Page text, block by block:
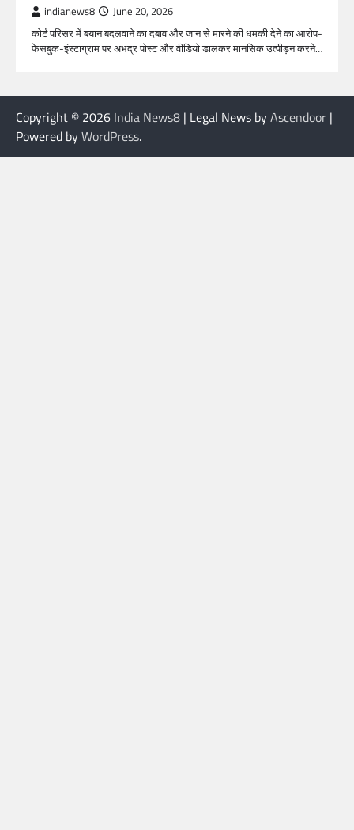
indianews8 June 20, 2026
कोर्ट परिसर में बयान बदलवाने का दबाव और जान से मारने की धमकी देने का आरोप-
फेसबुक-इंस्टाग्राम पर अभद्र पोस्ट और वीडियो डालकर मानसिक उत्पीड़न करने…
Copyright © 2026 India News8 | Legal News byAscendoor |
Powered byWordPress.